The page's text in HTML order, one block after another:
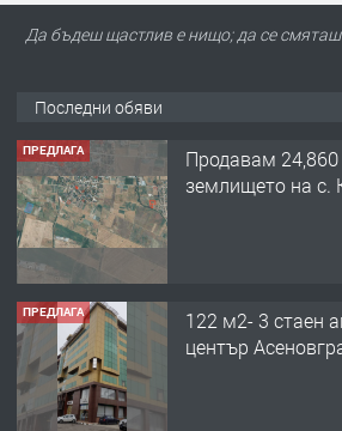
Да бъдеш щастлив е нищо; да се
Последни обяви
ПРЕДЛАГА
Продавам
землището на с.
ПРЕДЛАГА
122 м2- 3 стаен
център